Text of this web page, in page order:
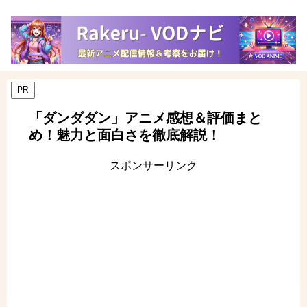
PR
「ダンダダン」アニメ感想＆評価まと
め！魅力と面白さを徹底解説！
スポンサーリンク